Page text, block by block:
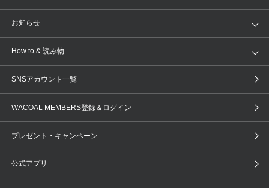
トピックス
AMPHI une nana cool
OUR WACOAL
WACOAL Remamma
Licensed Brands
店舗を探す
ブラ無料診断
3Dボディスキャン
お知らせ
新着情報
商品回収
ニュース＆トピックス
How to & 読み物
下着の基礎知識
ブラパン ワコールスタイル
大人の工場見学inベトナム 人間科学研究開発センター見学
SNSアカウント一覧
WACOAL MEMBERS登録＆ログイン
プレゼント・キャンペーン
公式アプリ